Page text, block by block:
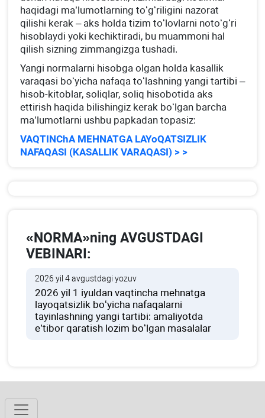
haqidagi ma’lumotlarning toʻgʻriligini nazorat
qilishi kerak – aks holda tizim toʻlovlarni notoʻgʻri
hisoblaydi yoki kechiktiradi, bu muammoni hal
qilish sizning zimmangizga tushadi.
Yangi normalarni hisobga olgan holda kasallik
varaqasi boʻyicha nafaqa toʻlashning yangi tartibi –
hisob-kitoblar, soliqlar, soliq hisobotida aks
ettirish haqida bilishingiz kerak boʻlgan barcha
ma’lumotlarni ushbu papkadan topasiz:
VAQTINChA MEHNATGA LAYoQATSIZLIK
NAFAQASI (KASALLIK VARAQASI) > >
«NORMA»ning AVGUSTDAGI
VEBINARI:
2026 yil 4 avgustdagi yozuv
2026 yil 1 iyuldan vaqtincha mehnatga
layoqatsizlik boʻyicha nafaqalarni
tayinlashning yangi tartibi: amaliyotda
e’tibor qaratish lozim boʻlgan masalalar